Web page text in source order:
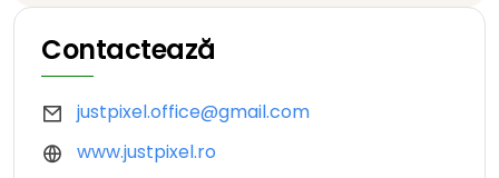
Contactează
justpixel.office@gmail.com
www.justpixel.ro